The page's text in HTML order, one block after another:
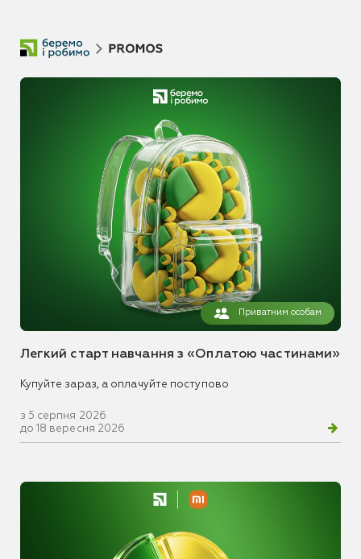
Приватним особам
Легкий старт навчання з «Оплатою частинами»
Купуйте зараз, а оплачуйте поступово
з 5 серпня 2026
до 18 вересня 2026